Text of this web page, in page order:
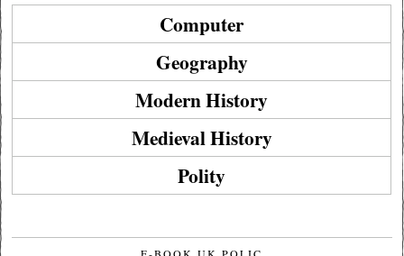
Computer
Geography
Modern History
Medieval History
Polity